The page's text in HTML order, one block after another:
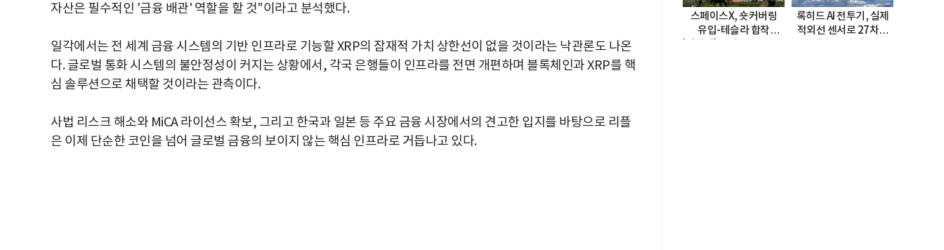
자산은 필수적인 '금융 배관' 역할을 할 것"이라고 분석했다.
일각에서는 전 세계 금융 시스템의 기반 인프라로 기능할 XRP의 잠재적 가치 상한선이 없을 것이라는 낙관론도 나온
다. 글로벌 통화 시스템의 불안정성이 커지는 상황에서, 각국 은행들이 인프라를 전면 개편하며 블록체인과 XRP를 핵
심 솔루션으로 채택할 것이라는 관측이다.
사법 리스크 해소와 MiCA 라이선스 확보, 그리고 한국과 일본 등 주요 금융 시장에서의 견고한 입지를 바탕으로 리플
은 이제 단순한 코인을 넘어 글로벌 금융의 보이지 않는 핵심 인프라로 거듭나고 있다.
스페이스X, 숏커버링
유입-테슬라 합작
록히드 AI 전투기, 실제
적외선 센서로 27차례